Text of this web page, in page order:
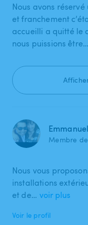
Nous avons
et franchement
accueilli a quitté le
nous puissions être…
Membre
Nous vous
installations
et de… voir plus
Voir le profil